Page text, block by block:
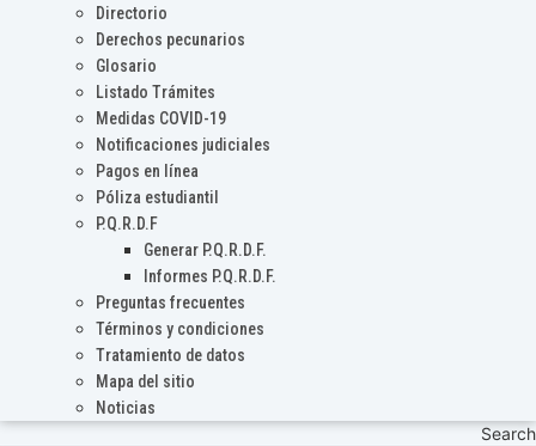
Directorio
Derechos pecunarios
Glosario
Listado Trámites
Medidas COVID-19
Notificaciones judiciales
Pagos en línea
Póliza estudiantil
P.Q.R.D.F
Generar P.Q.R.D.F.
Informes P.Q.R.D.F.
Preguntas frecuentes
Términos y condiciones
Tratamiento de datos
Mapa del sitio
Noticias
Search